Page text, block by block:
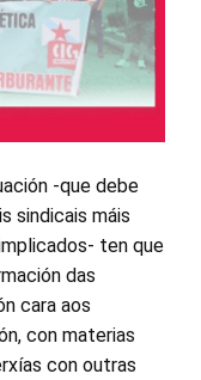
-que debe
sindicais máis
ten que
das
cara aos
con materias
con outras